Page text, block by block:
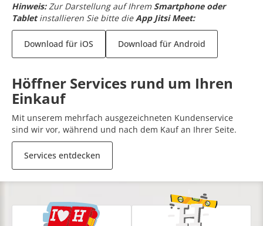
Hinweis: Zur Darstellung auf Ihrem Smartphone oder
Tabletinstallieren Sie bitte dieApp Jitsi Meet:
Download für iOS Download für Android
Höffner Services rund um Ihren
Einkauf
Mit unserem mehrfach ausgezeichneten Kundenservice
sind wir vor, während und nach dem Kauf an Ihrer Seite.
Services entdecken